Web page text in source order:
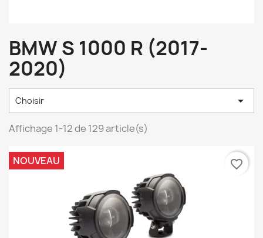
BMW S 1000 R (2017-
2020)
Choisir 
Affichage 1-12 de 129 article(s)
NOUVEAU favorite_border